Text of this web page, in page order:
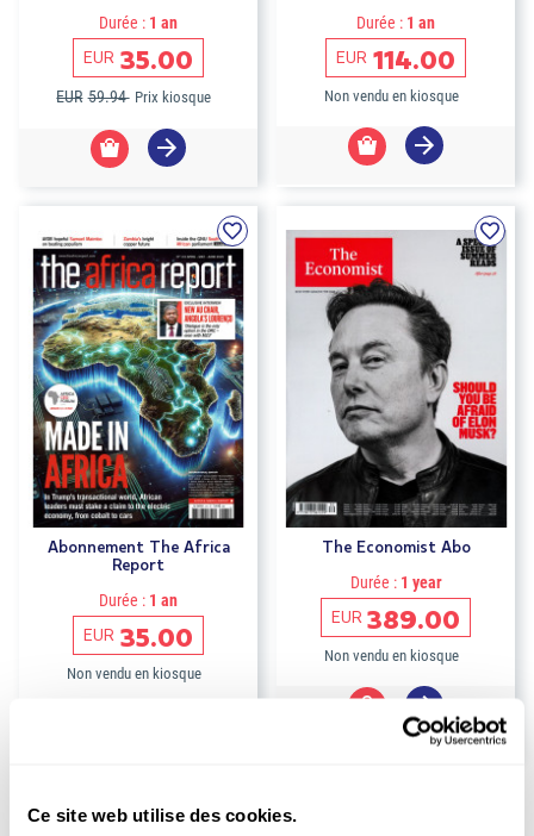
Ce site web utilise des cookies.
Durée : 1 an
EUR 35.00
EUR 59.94 Prix kiosque
Durée : 1 an
EUR 114.00
Non vendu en kiosque
Abonnement The Africa
Report
Durée : 1 an
EUR 35.00
Non vendu en kiosque
The Economist Abo
Durée :1 year
EUR 389.00
Non vendu en kiosque